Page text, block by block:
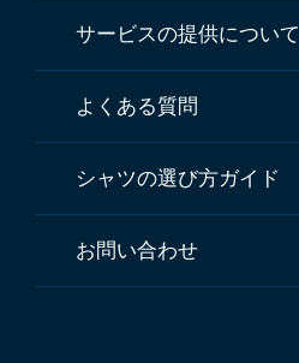
サービスの提供について
よくある質問
シャツの選び方ガイド
お問い合わせ